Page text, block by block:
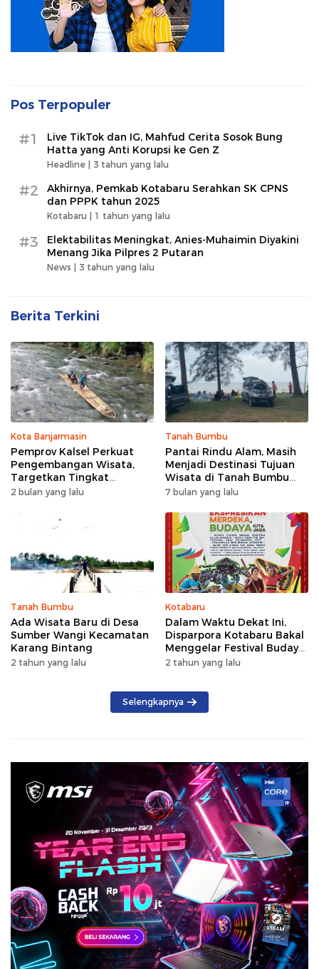
Pos Terpopuler
#1
Live TikTok dan IG, Mahfud Cerita Sosok Bung
Hatta yang Anti Korupsi ke Gen Z
Headline | 3 tahun yang lalu
#2
Akhirnya, Pemkab Kotabaru Serahkan SK CPNS
dan PPPK tahun 2025
Kotabaru | 1 tahun yang lalu
#3
Elektabilitas Meningkat, Anies-Muhaimin Diyakini
Menang Jika Pilpres 2 Putaran
News | 3 tahun yang lalu
Berita Terkini
Kota Banjarmasin
Pemprov Kalsel Perkuat
Pengembangan Wisata,
Targetkan Tingkat
Kunjungan Naik 5 Persen di
2 bulan yang lalu
Tanah Bumbu
Pantai Rindu Alam, Masih
Menjadi Destinasi Tujuan
Wisata di Tanah Bumbu
dengan Rindangnya Pohon
7 bulan yang lalu
Tanah Bumbu
Ada Wisata Baru di Desa
Sumber Wangi Kecamatan
Karang Bintang
2 tahun yang lalu
Kotabaru
Dalam Waktu Dekat Ini,
Disparpora Kotabaru Bakal
Menggelar Festival Budaya
Saijaan 2024
2 tahun yang lalu
Selengkapnya